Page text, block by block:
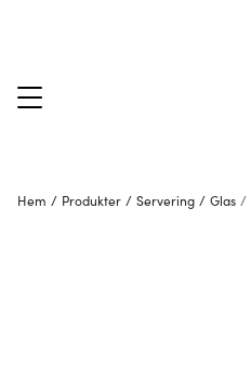
Hem / Produkter / Servering / Glas /